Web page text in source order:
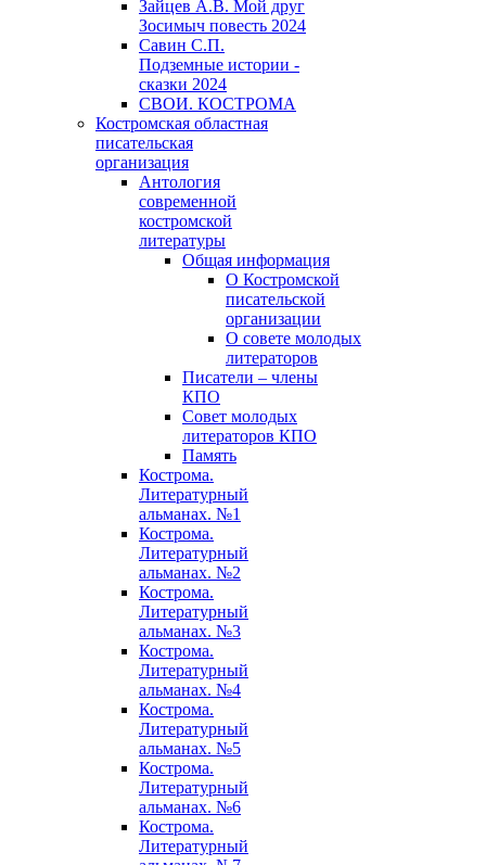
Зайцев А.В. Мой друг
Зосимыч повесть 2024
Савин С.П.
Подземные истории -
сказки 2024
СВОИ. КОСТРОМА
Костромская областная
писательская
организация
Антология
современной
костромской
литературы
Общая информация
О Костромской
писательской
организации
О совете молодых
литераторов
Писатели – члены
КПО
Совет молодых
литераторов КПО
Память
Кострома.
Литературный
альманах. №1
Кострома.
Литературный
альманах. №2
Кострома.
Литературный
альманах. №3
Кострома.
Литературный
альманах. №4
Кострома.
Литературный
альманах. №5
Кострома.
Литературный
альманах. №6
Кострома.
Литературный